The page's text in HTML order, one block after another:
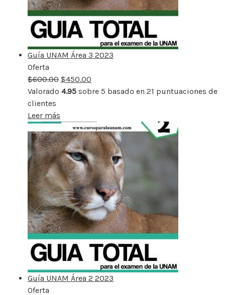
Guía UNAM Área 3 2023
Oferta
rebajado
$600.00 $450.00
Valorado 4.95 sobre 5 basado en 21 puntuaciones de
clientes
Leer más
Guía UNAM Área 2 2023
Oferta